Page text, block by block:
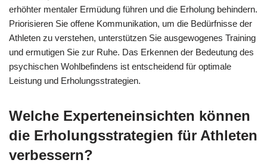
erhöhter mentaler Ermüdung führen und die Erholung behindern.
Priorisieren Sie offene Kommunikation, um die Bedürfnisse der
Athleten zu verstehen, unterstützen Sie ausgewogenes Training
und ermutigen Sie zur Ruhe. Das Erkennen der Bedeutung des
psychischen Wohlbefindens ist entscheidend für optimale
Leistung und Erholungsstrategien.
Welche Experteneinsichten können
die Erholungsstrategien für Athleten
verbessern?